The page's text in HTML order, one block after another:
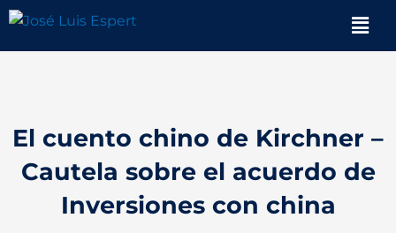
contenido
El cuento chino de Kirchner –
Cautela sobre el acuerdo de
Inversiones con china